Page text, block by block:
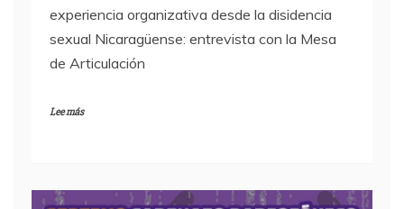
experiencia organizativa desde la disidencia
sexual Nicaragüense: entrevista con la Mesa
de Articulación
Lee más